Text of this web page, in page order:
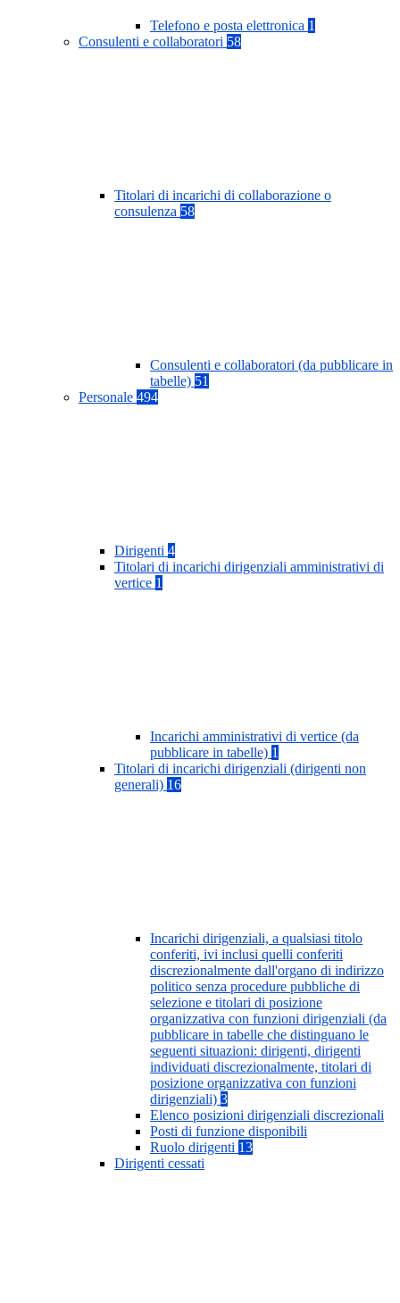
Telefono e posta elettronica 1
Consulenti e collaboratori 58
Titolari di incarichi di collaborazione o
consulenza 58
Consulenti e collaboratori (da pubblicare in
tabelle) 51
Personale 494
Dirigenti 4
Titolari di incarichi dirigenziali amministrativi di
vertice 1
Incarichi amministrativi di vertice (da
pubblicare in tabelle) 1
Titolari di incarichi dirigenziali (dirigenti non
generali) 16
Incarichi dirigenziali, a qualsiasi titolo
conferiti, ivi inclusi quelli conferiti
discrezionalmente dall'organo di indirizzo
politico senza procedure pubbliche di
selezione e titolari di posizione
organizzativa con funzioni dirigenziali (da
pubblicare in tabelle che distinguano le
seguenti situazioni: dirigenti, dirigenti
individuati discrezionalmente, titolari di
posizione organizzativa con funzioni
dirigenziali) 3
Elenco posizioni dirigenziali discrezionali
Posti di funzione disponibili
Ruolo dirigenti 13
Dirigenti cessati